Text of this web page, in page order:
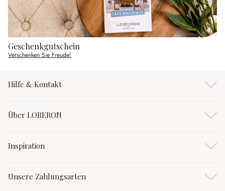
Geschenkgutschein
Verschenken Sie Freude!
Hilfe & Kontakt
Über LOBERON
Inspiration
Unsere Zahlungsarten